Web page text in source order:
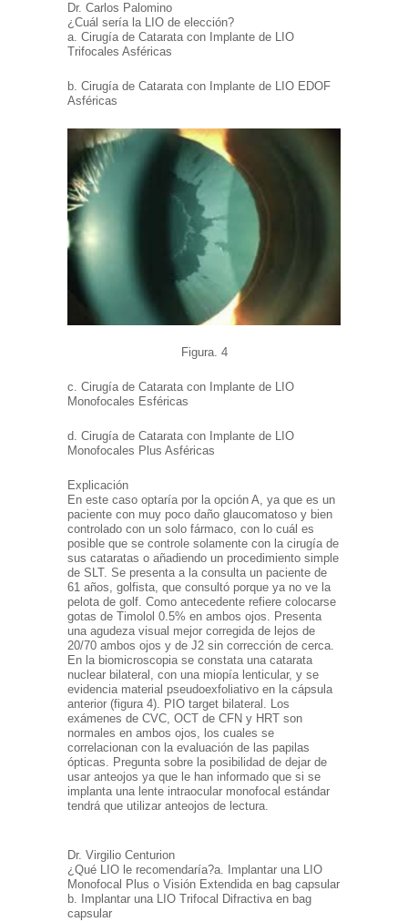
Dr. Carlos Palomino
¿Cuál sería la LIO de elección?
a. Cirugía de Catarata con Implante de LIO
Trifocales Asféricas
b. Cirugía de Catarata con Implante de LIO EDOF
Asféricas
Figura. 4
c. Cirugía de Catarata con Implante de LIO
Monofocales Esféricas
d. Cirugía de Catarata con Implante de LIO
Monofocales Plus Asféricas
Explicación
En este caso optaría por la opción A, ya que es un
paciente con muy poco daño glaucomatoso y bien
controlado con un solo fármaco, con lo cuál es
posible que se controle solamente con la cirugía de
sus cataratas o añadiendo un procedimiento simple
de SLT. Se presenta a la consulta un paciente de
61 años, golfista, que consultó porque ya no ve la
pelota de golf. Como antecedente refiere colocarse
gotas de Timolol 0.5% en ambos ojos. Presenta
una agudeza visual mejor corregida de lejos de
20/70 ambos ojos y de J2 sin corrección de cerca.
En la biomicroscopia se constata una catarata
nuclear bilateral, con una miopía lenticular, y se
evidencia material pseudoexfoliativo en la cápsula
anterior (figura 4). PIO target bilateral. Los
exámenes de CVC, OCT de CFN y HRT son
normales en ambos ojos, los cuales se
correlacionan con la evaluación de las papilas
ópticas. Pregunta sobre la posibilidad de dejar de
usar anteojos ya que le han informado que si se
implanta una lente intraocular monofocal estándar
tendrá que utilizar anteojos de lectura.
Dr. Virgilio Centurion
¿Qué LIO le recomendaría?a. Implantar una LIO
Monofocal Plus o Visión Extendida en bag capsular
b. Implantar una LIO Trifocal Difractiva en bag
capsular